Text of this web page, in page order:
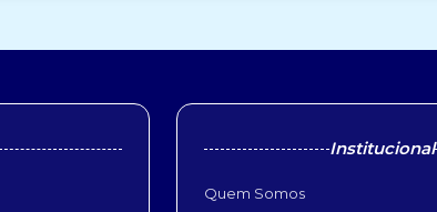
Institucional
Quem Somos